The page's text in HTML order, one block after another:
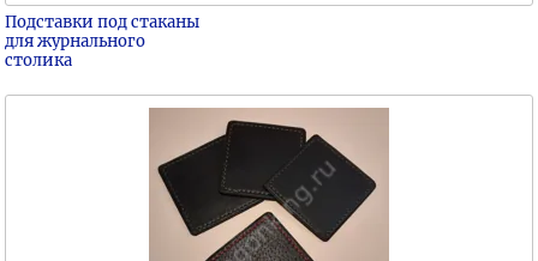
Подставки под стаканы
для журнального
столика